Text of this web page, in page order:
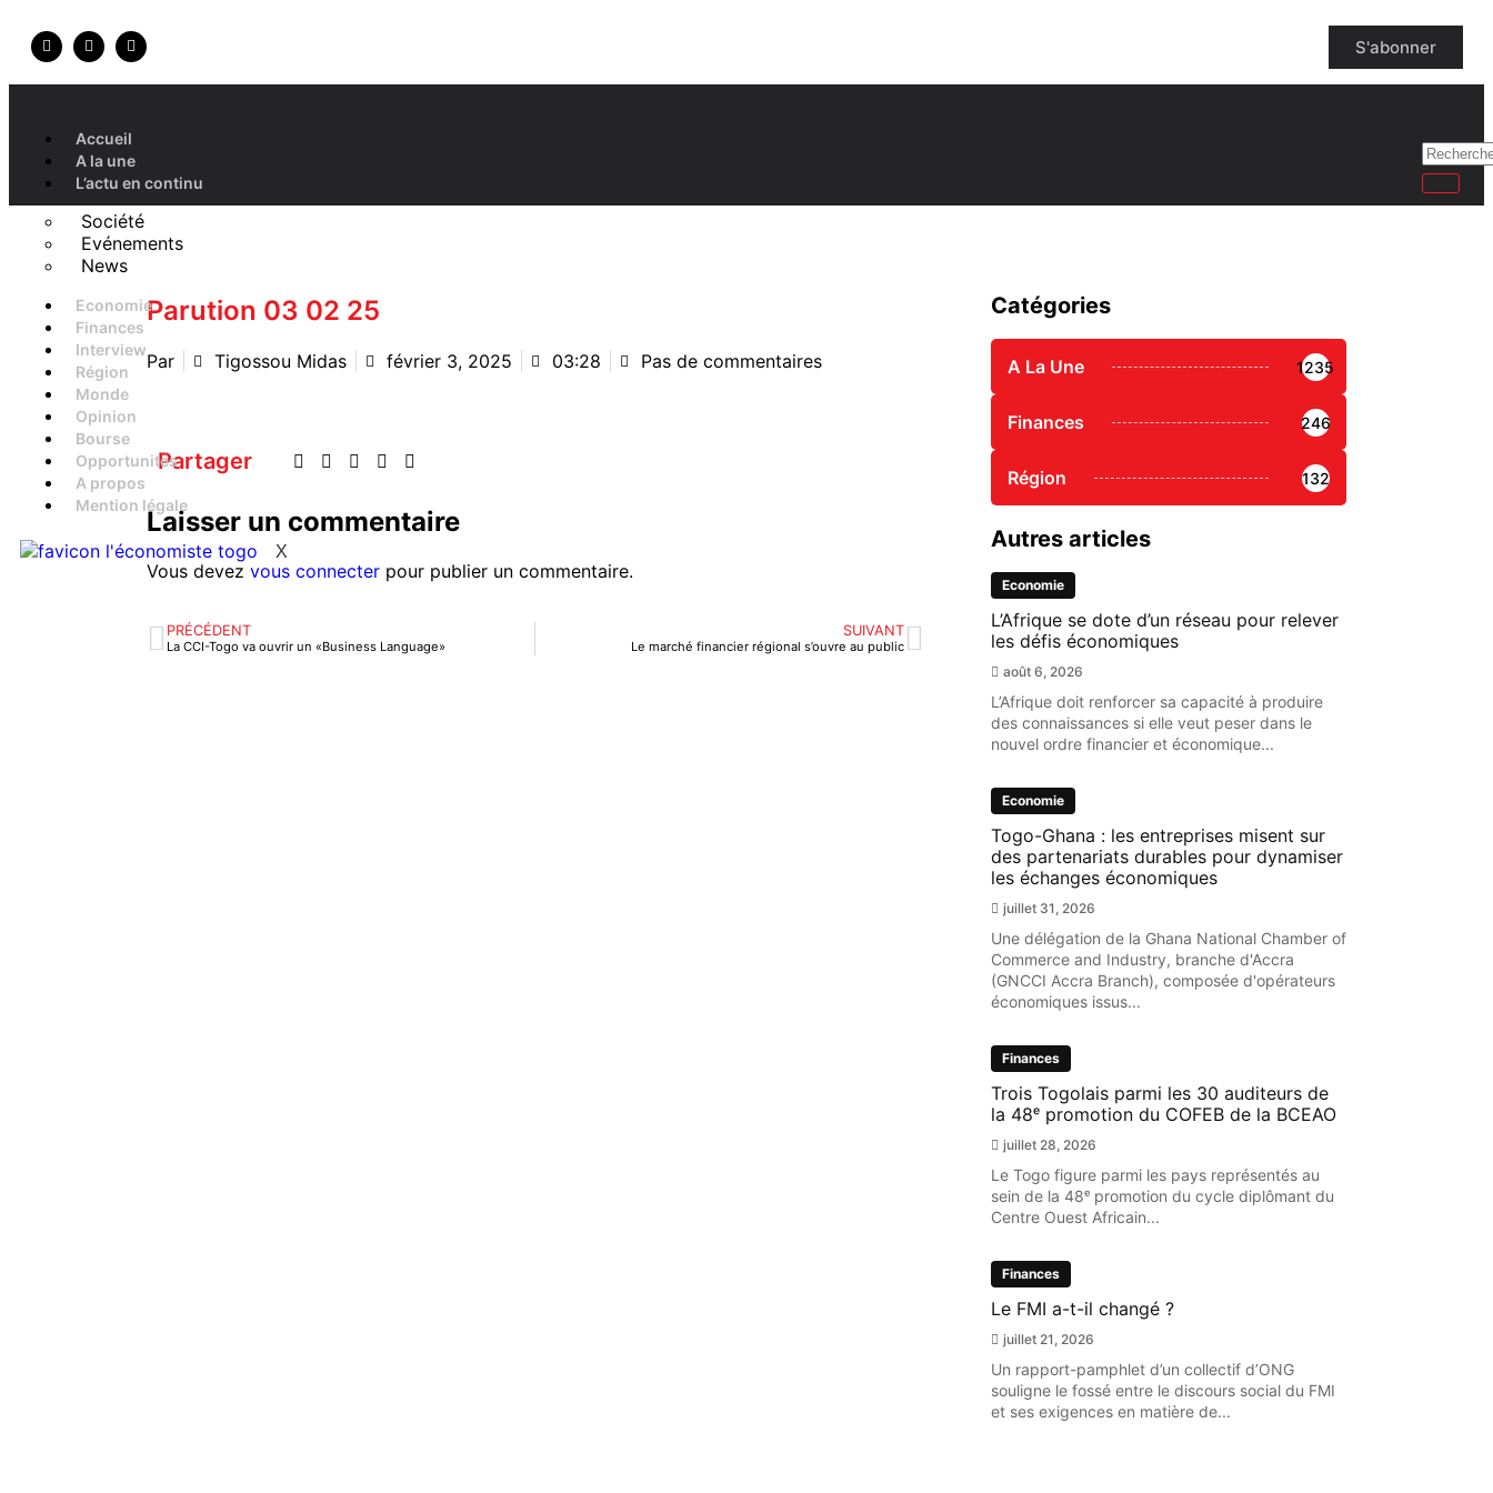
S'abonner
Accueil
A la une
L’actu en continu
Société
Evénements
News
Economie
Finances
Interview
Région
Monde
Opinion
Bourse
Opportunités
A propos
Mention légale
X
Parution 03 02 25
Par Tigossou Midas février 3, 2025 03:28 Pas de commentaires
Partager
Laisser un commentaire
Vous devez vous connecter pour publier un commentaire.
PRÉCÉDENT
La CCI-Togo va ouvrir un «Business Language»
SUIVANT
Le marché financier régional s’ouvre au public
Catégories
A La Une 1235
Finances 246
Région 132
Autres articles
Economie
L’Afrique se dote d’un réseau pour relever
les défis économiques
août 6, 2026
L’Afrique doit renforcer sa capacité à produire
des connaissances si elle veut peser dans le
nouvel ordre financier et économique...
Economie
Togo-Ghana : les entreprises misent sur
des partenariats durables pour dynamiser
les échanges économiques
juillet 31, 2026
Une délégation de la Ghana National Chamber of
Commerce and Industry, branche d'Accra
(GNCCI Accra Branch), composée d'opérateurs
économiques issus...
Finances
Trois Togolais parmi les 30 auditeurs de
la 48ᵉ promotion du COFEB de la BCEAO
juillet 28, 2026
Le Togo figure parmi les pays représentés au
sein de la 48ᵉ promotion du cycle diplômant du
Centre Ouest Africain...
Finances
Le FMI a-t-il changé ?
juillet 21, 2026
Un rapport-pamphlet d’un collectif d’ONG
souligne le fossé entre le discours social du FMI
et ses exigences en matière de...